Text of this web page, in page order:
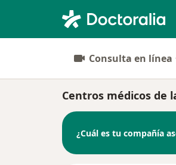
Consulta en línea
Centros médicos de
¿Cuál es tu compañía